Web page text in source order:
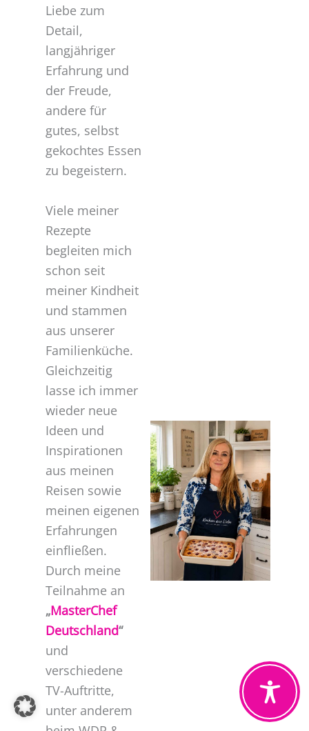
Viele meiner
Rezepte
begleiten mich
schon seit
meiner Kindheit
und stammen
aus unserer
Familienküche.
Gleichzeitig
lasse ich immer
wieder neue
Ideen und
Inspirationen
aus meinen
Reisen sowie
meinen eigenen
Erfahrungen
einfließen.
Durch meine
Teilnahme an
„MasterChef
Deutschland“
und
verschiedene
TV-Auftritte,
unter anderem
Liebe zum
Detail,
langjähriger
Erfahrung und
der Freude,
andere für
gutes, selbst
gekochtes Essen
zu begeistern.